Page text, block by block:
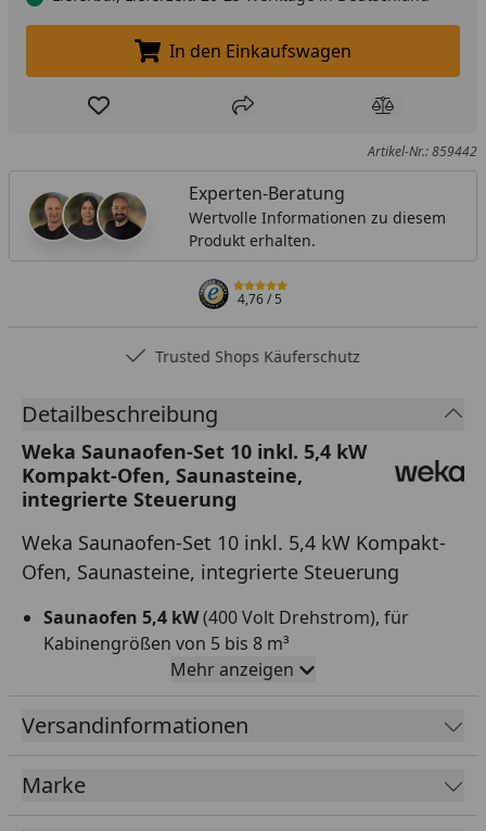
In den Einkaufswagen legen
In den Einkaufswagen
Produkt zur Wunschliste hinzufügen
Teilen Produkt
Artikel-Nr.: 859442
Experten-Beratung
Wertvolle Informationen zu diesem
Produkt erhalten.
4,76/ 5
Trusted Shops Käuferschutz
Detailbeschreibung
Weka Saunaofen-Set 10 inkl. 5,4 kW
Kompakt-Ofen, Saunasteine,
integrierte Steuerung
Weka Saunaofen-Set 10 inkl. 5,4 kW Kompakt-
Ofen, Saunasteine, integrierte Steuerung
Saunaofen 5,4 kW(400 Volt Drehstrom), für
Kabinengrößen von 5 bis 8 m³
Für finnisches Saunieren
Doppelwandiger Mantel
Verzinkter (rostgeschützter) Steinkorb
Integriertes Steuergerät
Mehr anzeigen
Versandinformationen
Marke